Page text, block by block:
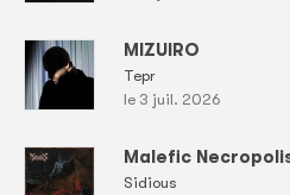
MIZUIRO
Tepr
le 3 juil. 2026
Malefic
Sidious